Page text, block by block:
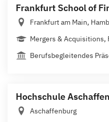
Frankfurt School of
Frankfurt am Main,
Mergers & Acquisitions,
Berufsbegleitendes
Hochschule
Aschaffenburg